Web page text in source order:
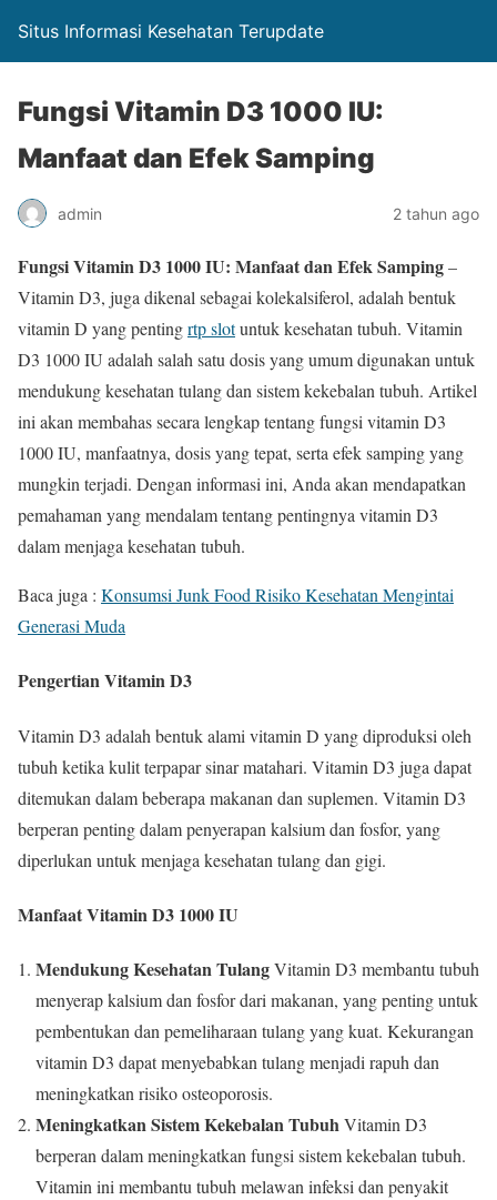
Situs Informasi Kesehatan Terupdate
Fungsi Vitamin D3 1000 IU:
Manfaat dan Efek Samping
admin 2 tahun ago
Fungsi Vitamin D3 1000 IU: Manfaat dan Efek Samping–
Vitamin D3, juga dikenal sebagai kolekalsiferol, adalah bentuk
vitamin D yang pentingrtp slotuntuk kesehatan tubuh. Vitamin
D3 1000 IU adalah salah satu dosis yang umum digunakan untuk
mendukung kesehatan tulang dan sistem kekebalan tubuh. Artikel
ini akan membahas secara lengkap tentang fungsi vitamin D3
1000 IU, manfaatnya, dosis yang tepat, serta efek samping yang
mungkin terjadi. Dengan informasi ini, Anda akan mendapatkan
pemahaman yang mendalam tentang pentingnya vitamin D3
dalam menjaga kesehatan tubuh.
Baca juga : Konsumsi Junk Food Risiko Kesehatan Mengintai
Generasi Muda
Pengertian Vitamin D3
Vitamin D3 adalah bentuk alami vitamin D yang diproduksi oleh
tubuh ketika kulit terpapar sinar matahari. Vitamin D3 juga dapat
ditemukan dalam beberapa makanan dan suplemen. Vitamin D3
berperan penting dalam penyerapan kalsium dan fosfor, yang
diperlukan untuk menjaga kesehatan tulang dan gigi.
Manfaat Vitamin D3 1000 IU
Mendukung Kesehatan TulangVitamin D3 membantu tubuh
menyerap kalsium dan fosfor dari makanan, yang penting untuk
pembentukan dan pemeliharaan tulang yang kuat. Kekurangan
vitamin D3 dapat menyebabkan tulang menjadi rapuh dan
meningkatkan risiko osteoporosis.
Meningkatkan Sistem Kekebalan TubuhVitamin D3
berperan dalam meningkatkan fungsi sistem kekebalan tubuh.
Vitamin ini membantu tubuh melawan infeksi dan penyakit